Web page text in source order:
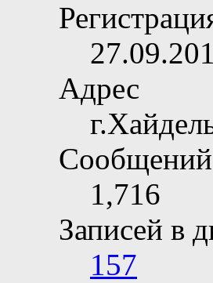
Адрес
Сообщений
1,716
Записей в
157